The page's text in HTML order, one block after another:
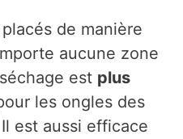
de manière
aucune zone
est plus
les ongles des
est aussi efficace